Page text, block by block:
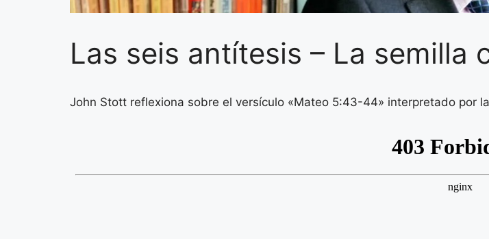
Las seis antítesis – La semilla
John Stott reflexiona sobre el versículo «Mateo 5:43-44» interpretado por